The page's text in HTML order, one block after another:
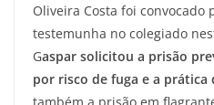
Oliveira Costa foi convocado
testemunha no colegiado
Gaspar solicitou a prisão
por risco de fuga e a prática
também a prisão em